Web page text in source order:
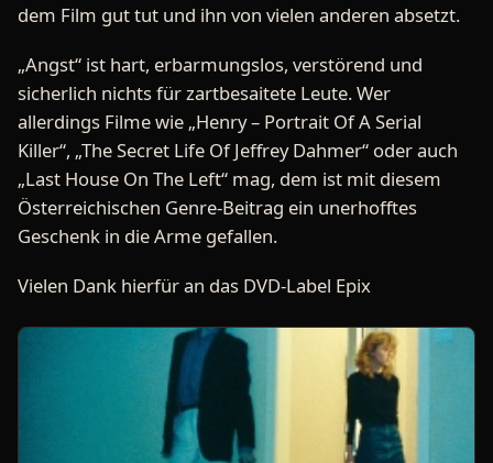
dem Film gut tut und ihn von vielen anderen absetzt.
„Angst“ ist hart, erbarmungslos, verstörend und
sicherlich nichts für zartbesaitete Leute. Wer
allerdings Filme wie „Henry – Portrait Of A Serial
Killer“, „The Secret Life Of Jeffrey Dahmer“ oder auch
„Last House On The Left“ mag, dem ist mit diesem
Österreichischen Genre-Beitrag ein unerhofftes
Geschenk in die Arme gefallen.
Vielen Dank hierfür an das DVD-Label Epix